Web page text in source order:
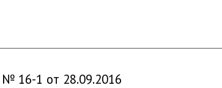
16-1 от 28.09.2016